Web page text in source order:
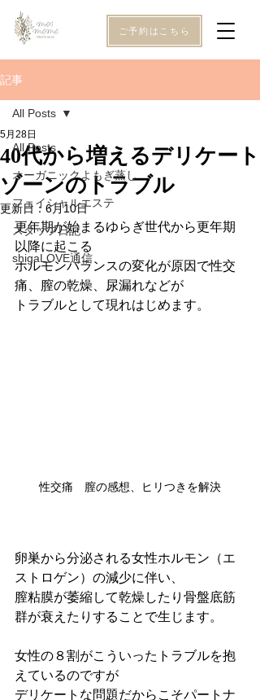
ご予約はこちら
記事
All Posts
オーガニックよもぎ蒸し
フェイシャルエステ
スタッフ日記
shigaLOVE通信
All Posts
40代から増えるデリケート
ゾーンのトラブル
5月28日
更新日： 6月10日
更年期が始まるゆらぎ世代から更年期
以降に起こる
ホルモンバランスの変化が原因で性交
痛、膣の乾燥、尿漏れなどが
トラブルとして現れはじめます。
性交痛　膣の感想、ヒリつきを解決
卵巣から分泌される女性ホルモン（エ
ストロゲン）の減少に伴い、
膣粘膜が萎縮して乾燥したり骨盤底筋
群が衰えたりすることで生じます。
女性の８割がこういったトラブルを抱
えているのですが
デリケートな問題だからこそパートナ